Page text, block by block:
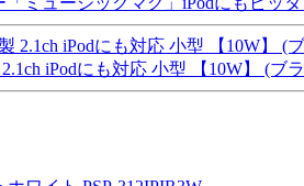
iPodにも対応 小型 【10W】 (ブ